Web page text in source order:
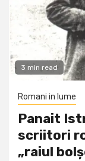
3 min read
Romani in lume
Panait
scriitori
„raiul